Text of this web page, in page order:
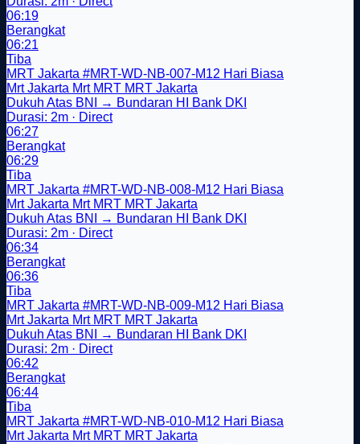
06:19
Berangkat
06:21
Tiba
MRT Jakarta #MRT-WD-NB-007-M12 Hari Biasa
Mrt Jakarta Mrt MRT MRT Jakarta
Dukuh Atas BNI → Bundaran HI Bank DKI
Durasi: 2m · Direct
06:27
Berangkat
06:29
Tiba
MRT Jakarta #MRT-WD-NB-008-M12 Hari Biasa
Mrt Jakarta Mrt MRT MRT Jakarta
Dukuh Atas BNI → Bundaran HI Bank DKI
Durasi: 2m · Direct
06:34
Berangkat
06:36
Tiba
MRT Jakarta #MRT-WD-NB-009-M12 Hari Biasa
Mrt Jakarta Mrt MRT MRT Jakarta
Dukuh Atas BNI → Bundaran HI Bank DKI
Durasi: 2m · Direct
06:42
Berangkat
06:44
Tiba
MRT Jakarta #MRT-WD-NB-010-M12 Hari Biasa
Mrt Jakarta Mrt MRT MRT Jakarta